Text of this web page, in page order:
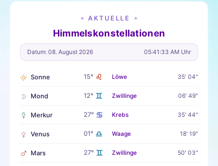
✦ AKTUELLE ✦
Himmelskonstellationen
Datum: 08. August 2026 05:41:34 AM Uhr
Sonne 15° ♌ Löwe 35' 04"
Mond 12° ♊ Zwillinge 06' 49"
Merkur 27° ♋ Krebs 35' 44"
Venus 01° ♎ Waage 18' 19"
Mars 27° ♊ Zwillinge 50' 03"